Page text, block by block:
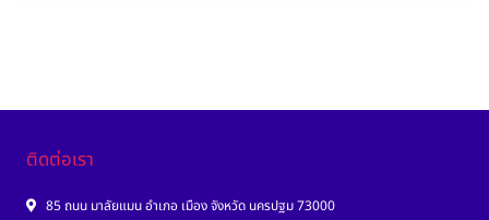
ติดต่อเรา
85 ถนน มาลัยแมน อำเภอ เมือง จังหวัด นครปฐม 73000